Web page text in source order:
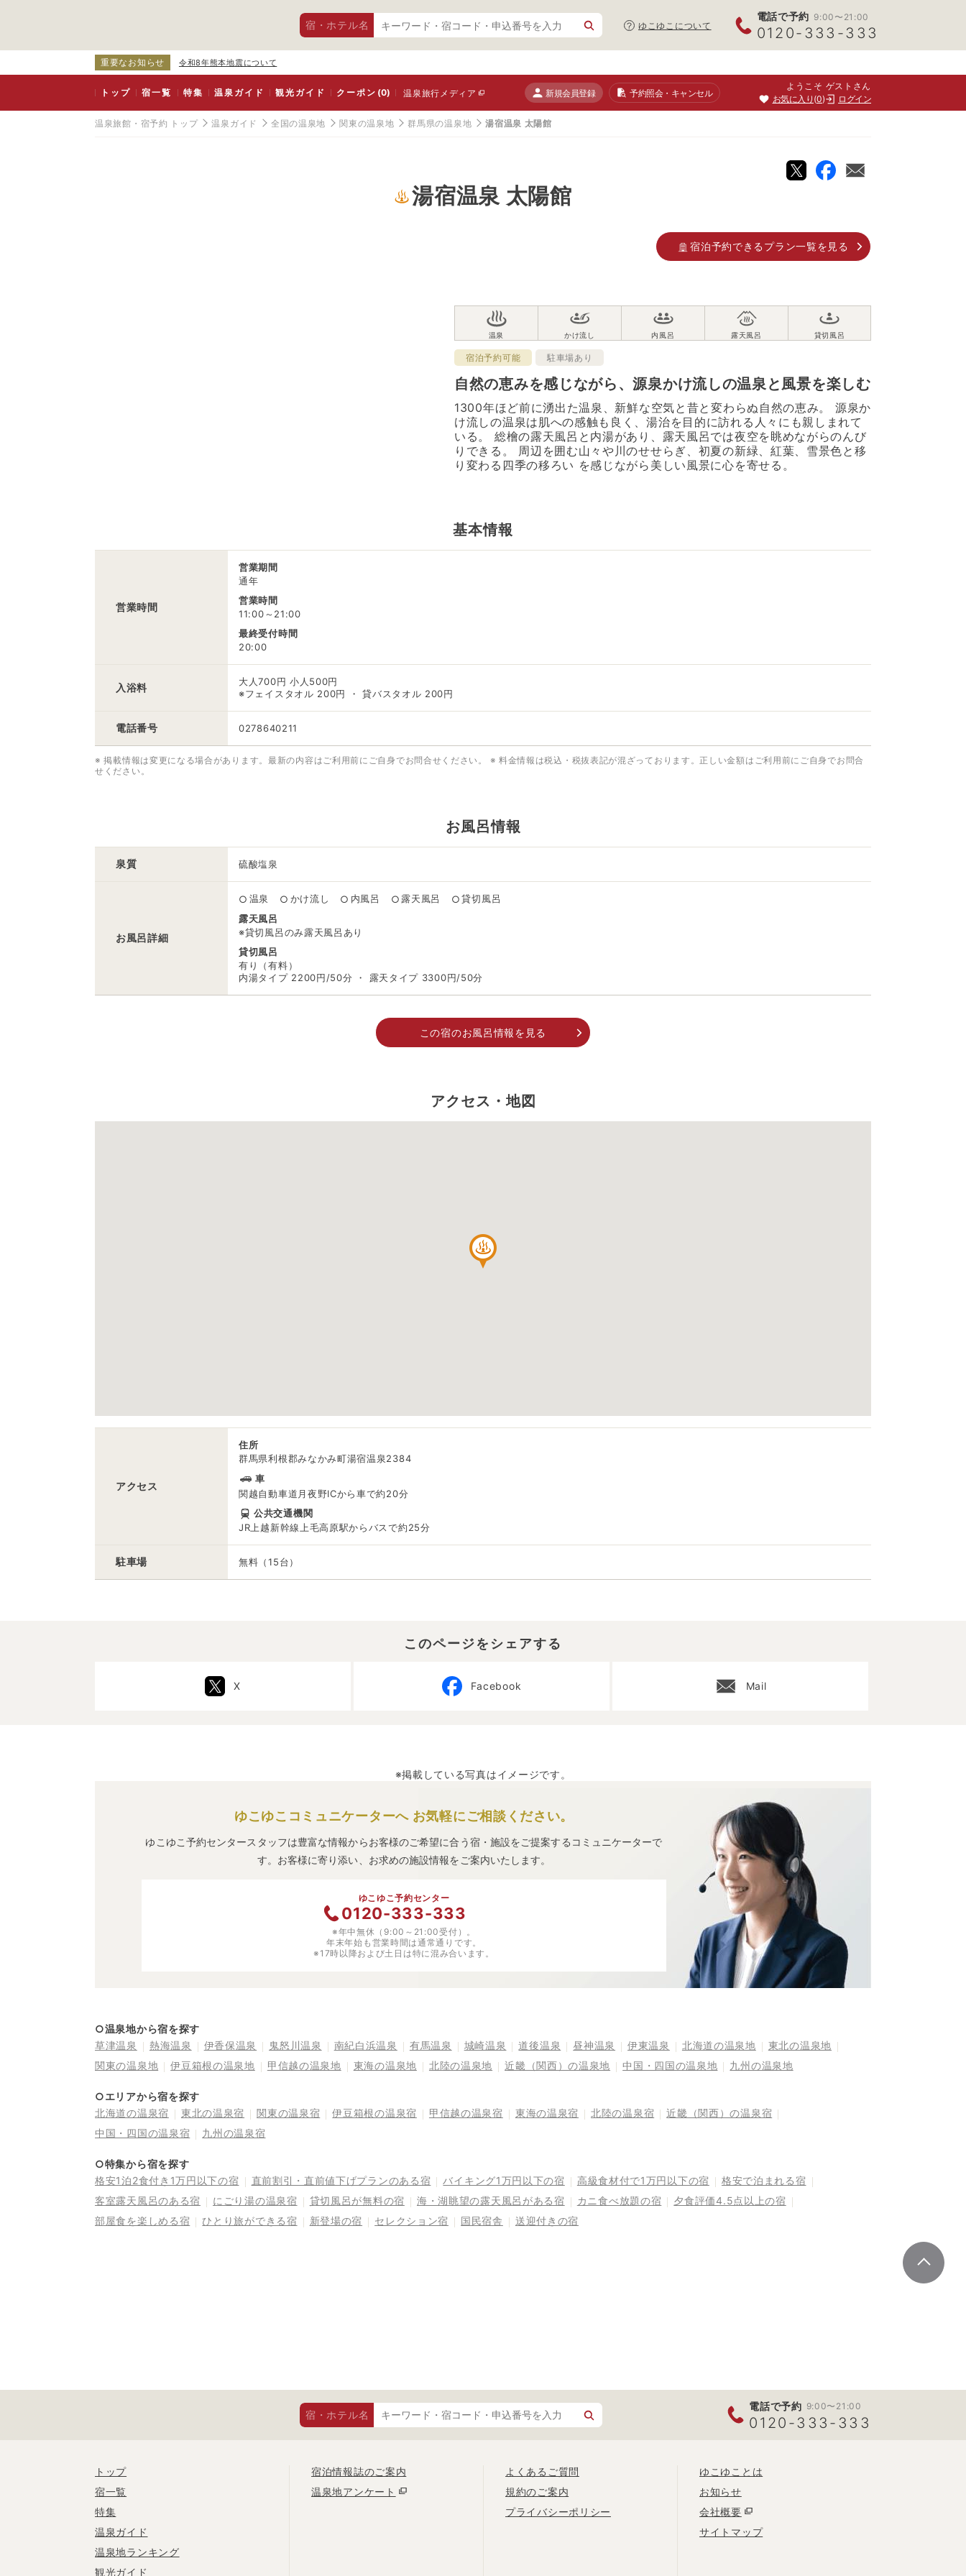
宿・ホテル名 ゆこゆこについて
電話で予約 9:00〜21:00
0120-333-333
重要なお知らせ 令和8年熊本地震について
トップ 宿一覧 特集 温泉ガイド 観光ガイド クーポン(0) 温泉旅行メディア 新規会員登録 予約照会・キャンセル
ようこそ ゲストさん
お気に入り 0 ログイン
温泉旅館・宿予約 トップ 温泉ガイド 全国の温泉地 関東の温泉地 群馬県の温泉地 湯宿温泉 太陽館
湯宿温泉 太陽館
宿泊予約できるプラン一覧を見る
宿泊予約可能 駐車場あり
自然の恵みを感じながら、源泉かけ流しの温泉と風景を楽しむ
1300年ほど前に湧出た温泉、新鮮な空気と昔と変わらぬ自然の恵み。 源泉か
け流しの温泉は肌への感触も良く、湯治を目的に訪れる人々にも親しまれて
いる。 総檜の露天風呂と内湯があり、露天風呂では夜空を眺めながらのんび
りできる。 周辺を囲む山々や川のせせらぎ、初夏の新緑、紅葉、雪景色と移
り変わる四季の移ろい を感じながら美しい風景に心を寄せる。
基本情報
営業時間
営業期間
通年
営業時間
11:00～21:00
最終受付時間
20:00
入浴料
大人700円 小人500円
※フェイスタオル 200円 ・ 貸バスタオル 200円
電話番号 0278640211
※ 掲載情報は変更になる場合があります。最新の内容はご利用前にご自身でお問合せください。
※ 料金情報は税込・税抜表記が混ざっております。正しい金額はご利用前にご自身でお問合
せください。
お風呂情報
泉質 硫酸塩泉
お風呂詳細
○ 温泉 ○ かけ流し ○ 内風呂 ○ 露天風呂 ○ 貸切風呂
露天風呂
※貸切風呂のみ露天風呂あり
貸切風呂
有り（有料）
内湯タイプ 2200円/50分 ・ 露天タイプ 3300円/50分
この宿のお風呂情報を見る
アクセス・地図
アクセス
住所
群馬県利根郡みなかみ町湯宿温泉2384
車
関越自動車道月夜野ICから車で約20分
公共交通機関
JR上越新幹線上毛高原駅からバスで約25分
駐車場 無料（15台）
このページをシェアする
X Facebook Mail
※掲載している写真はイメージです。
ゆこゆこコミュニケーターへ お気軽にご相談ください。
ゆこゆこ予約センタースタッフは豊富な情報からお客様のご希望に合う宿・施設をご提案するコミュニケーターで
す。お客様に寄り添い、お求めの施設情報をご案内いたします。
ゆこゆこ予約センター
0120-333-333
※年中無休（9:00～21:00受付）。
年末年始も営業時間は通常通りです。
※17時以降および土日は特に混み合います。
○温泉地から宿を探す
草津温泉
熱海温泉 伊香保温泉 鬼怒川温泉 南紀白浜温泉 有馬温泉 城崎温泉 道後温泉 昼神温泉 伊東温泉 北海道の温泉地
東北の温泉地
関東の温泉地
伊豆箱根の温泉地 甲信越の温泉地 東海の温泉地 北陸の温泉地 近畿（関西）の温泉地 中国・四国の温泉地 九州の温泉地
○エリアから宿を探す
北海道の温泉宿
東北の温泉宿 関東の温泉宿 伊豆箱根の温泉宿 甲信越の温泉宿 東海の温泉宿 北陸の温泉宿
近畿（関西）の温泉宿
中国・四国の温泉宿
九州の温泉宿
○特集から宿を探す
格安1泊2食付き1万円以下の宿
直前割引・直前値下げプランのある宿 バイキング1万円以下の宿 高級食材付で1万円以下の宿
格安で泊まれる宿
客室露天風呂のある宿
にごり湯の温泉宿 貸切風呂が無料の宿 海・湖眺望の露天風呂がある宿 カニ食べ放題の宿
夕食評価4.5点以上の宿
部屋食を楽しめる宿
ひとり旅ができる宿 新登場の宿 セレクション宿 国民宿舎 送迎付きの宿
宿・ホテル名
電話で予約 9:00〜21:00
0120-333-333
トップ
宿一覧
特集
温泉ガイド
温泉地ランキング
観光ガイド
宿泊情報誌のご案内
温泉地アンケート
よくあるご質問
規約のご案内
プライバシーポリシー
ゆこゆことは
お知らせ
会社概要
サイトマップ